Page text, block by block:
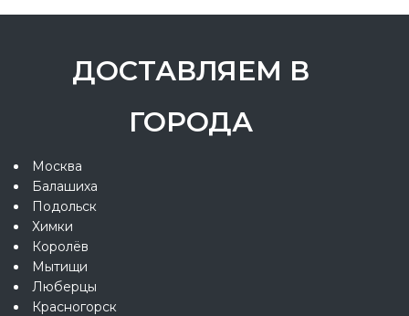
ДОСТАВЛЯЕМ В
ГОРОДА
Москва
Балашиха
Подольск
Химки
Королёв
Мытищи
Люберцы
Красногорск